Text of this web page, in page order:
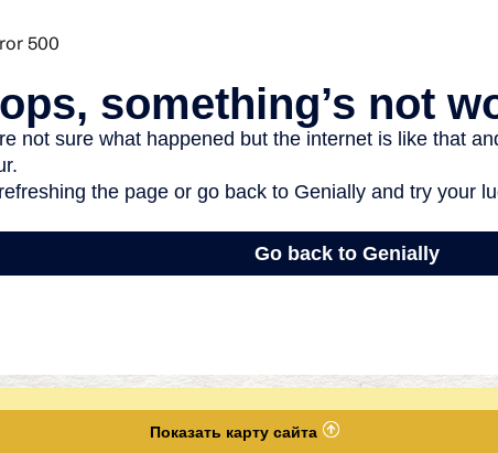
Показать карту сайта